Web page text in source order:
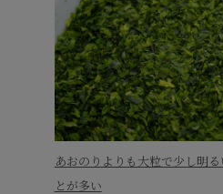
あおのりよりも大粒で少し明
とが多い